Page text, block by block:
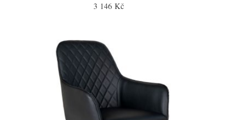
3 146 Kč